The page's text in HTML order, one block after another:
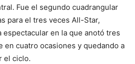
Fue el segundo cuadrangular
para el tres veces All-Star,
espectacular en la que anotó tres
en cuatro ocasiones y quedando a
el ciclo.